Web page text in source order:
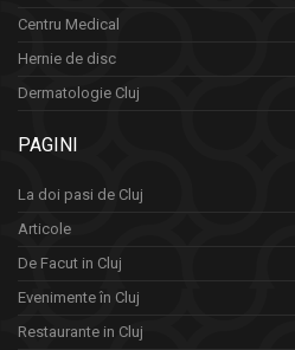
Centru Medical
Hernie de disc
Dermatologie Cluj
PAGINI
La doi pasi de Cluj
Articole
De Facut in Cluj
Evenimente în Cluj
Restaurante in Cluj